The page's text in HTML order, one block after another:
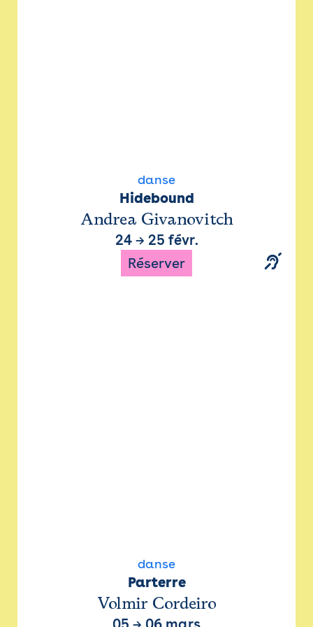
danse
Hidebound
Andrea Givanovitch
24→ 25 févr.
Réserver
danse
Parterre
Volmir Cordeiro